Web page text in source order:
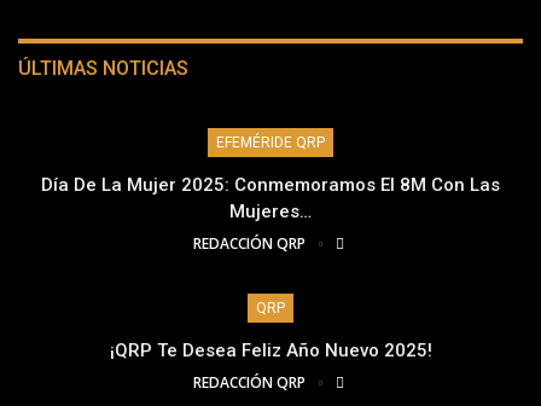
ÚLTIMAS NOTICIAS
EFEMÉRIDE QRP
Día De La Mujer 2025: Conmemoramos El 8M Con Las
Mujeres…
REDACCIÓN QRP
QRP
¡QRP Te Desea Feliz Año Nuevo 2025!
REDACCIÓN QRP